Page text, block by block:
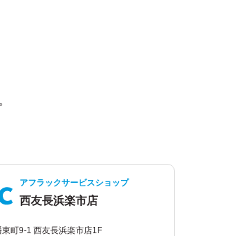
アフラックサービスショップ
西友長浜楽市店
町9-1 西友長浜楽市店1F